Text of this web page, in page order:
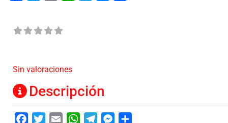
Sin valoraciones
Descripción
FacebookTwitterEmail WhatsAppTelegramMessenger